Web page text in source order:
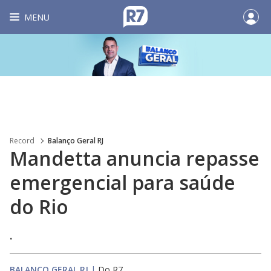
MENU
Record Balanço Geral RJ
Mandetta anuncia repasse
emergencial para saúde
do Rio
.